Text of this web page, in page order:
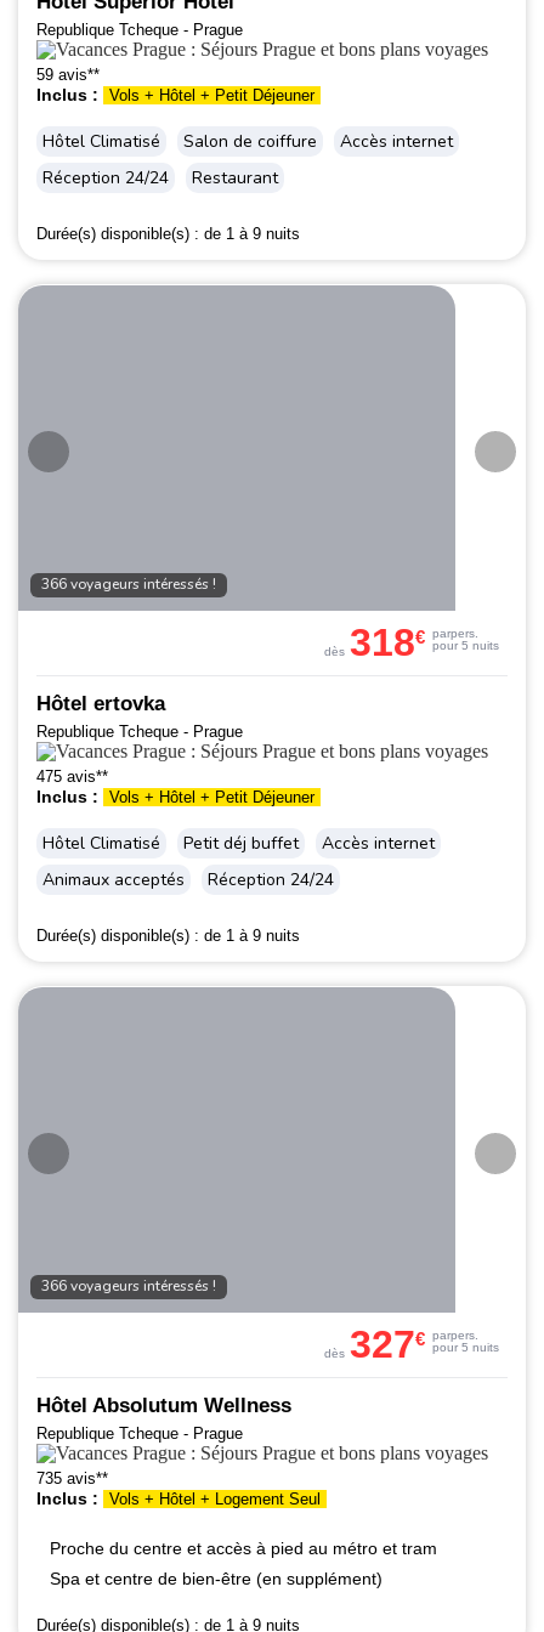
Republique Tcheque - Prague
59 avis**
Inclus : Vols + Hôtel + Petit Déjeuner
Hôtel Climatisé Salon de coiffure
Accès internet
Réception 24/24
Restaurant
Durée(s) disponible(s) : de 1 à 9 nuits
366 voyageurs intéressés !
Hôtel ertovka
Republique Tcheque - Prague
475 avis**
Inclus : Vols + Hôtel + Petit Déjeuner
Hôtel Climatisé Petit déj buffet
Accès internet
Animaux acceptés
Réception 24/24
Durée(s) disponible(s) : de 1 à 9 nuits
dès 318€ parpers.
pour 5 nuits
366 voyageurs intéressés !
Hôtel Absolutum Wellness
Republique Tcheque - Prague
735 avis**
Inclus : Vols + Hôtel + Logement Seul
Proche du centre et accès à pied au métro et tram
Spa et centre de bien-être (en supplément)
Durée(s) disponible(s) : de 1 à 9 nuits
dès 327€ parpers.
pour 5 nuits